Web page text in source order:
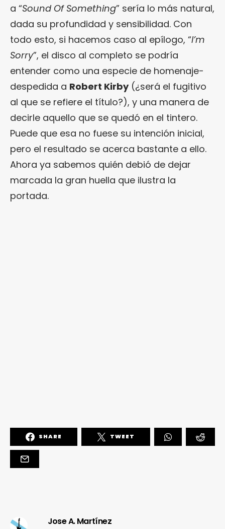
a “Sound Of Something” sería lo más natural,
dada su profundidad y sensibilidad. Con
todo esto, si hacemos caso al epílogo, “I’m
Sorry”, el disco al completo se podría
entender como una especie de homenaje-
despedida a Robert Kirby(¿será el fugitivo
al que se refiere el título?), y una manera de
decirle aquello que se quedó en el tintero.
Puede que esa no fuese su intención inicial,
pero el resultado se acerca bastante a ello.
Ahora ya sabemos quién debió de dejar
marcada la gran huella que ilustra la
portada.
SHARE TWEET
Jose A. Martínez